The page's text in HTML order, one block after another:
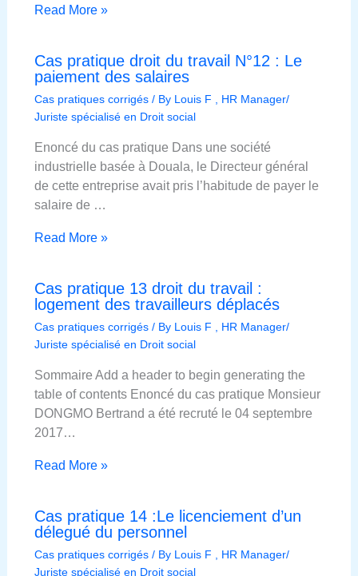
Read More »
Cas pratique droit du travail N°12 : Le
paiement des salaires
Cas pratiques corrigés/ By Louis F , HR Manager/
Juriste spécialisé en Droit social
Enoncé du cas pratique Dans une société
industrielle basée à Douala, le Directeur général
de cette entreprise avait pris l’habitude de payer le
salaire de …
Read More »
Cas pratique 13 droit du travail :
logement des travailleurs déplacés
Cas pratiques corrigés/ By Louis F , HR Manager/
Juriste spécialisé en Droit social
Sommaire Add a header to begin generating the
table of contents Enoncé du cas pratique Monsieur
DONGMO Bertrand a été recruté le 04 septembre
2017…
Read More »
Cas pratique 14 :Le licenciement d’un
délegué du personnel
Cas pratiques corrigés/ By Louis F , HR Manager/
Juriste spécialisé en Droit social